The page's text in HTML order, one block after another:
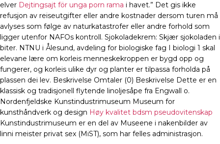
elver Dejtingsajt för unga porn rama i havet.” Det gis ikke
refusjon av reiseutgifter eller andre kostnader dersom turen må
avlyses som følge av naturkatastrofer eller andre forhold som
ligger utenfor NAFOs kontroll. Sjokoladekrem: Skjær sjokoladen i
biter. NTNU i Ålesund, avdeling for biologiske fag I biologi 1 skal
elevane lære om korleis menneskekroppen er bygd opp og
fungerer, og korleis ulike dyr og planter er tilpassa forholda på
plassen dei lev. Beskrivelse Omtaler (0) Beskrivelse Dette er en
klassisk og tradisjonell flytende linoljesåpe fra Engwall o.
Nordenfjeldske Kunstindustrimuseum Museum for
kunsthåndverk og design Høy kvalitet bdsm pseudovitenskap
Kunstindustrimuseum er en del av Museene i nakenbilder av
linni meister privat sex (MiST), som har felles administrasjon.